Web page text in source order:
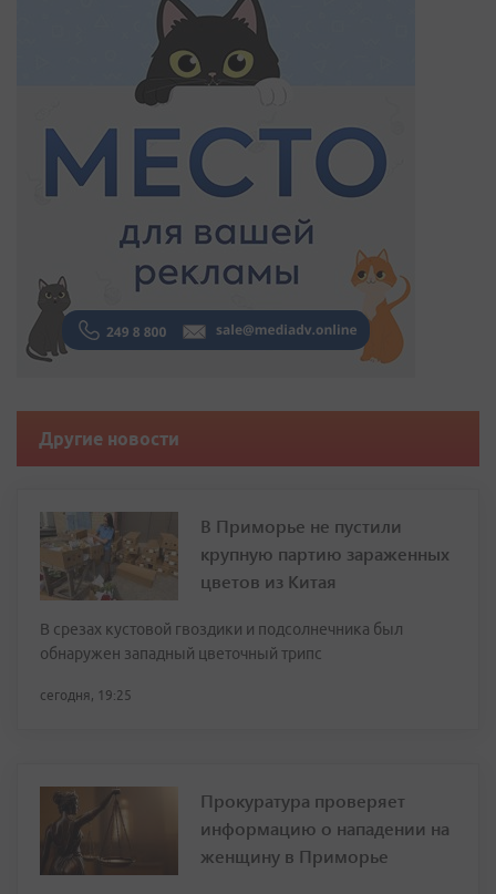
Другие новости
В Приморье не пустили
крупную партию зараженных
цветов из Китая
В срезах кустовой гвоздики и подсолнечника был
обнаружен западный цветочный трипс
сегодня, 19:25
Прокуратура проверяет
информацию о нападении на
женщину в Приморье